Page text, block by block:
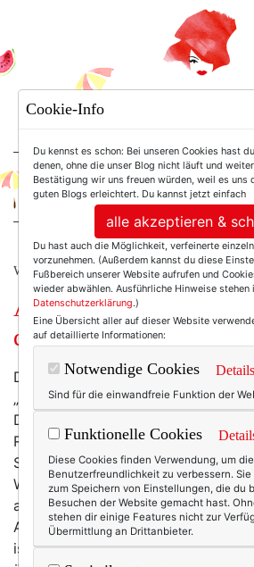
For Women.
WERBUNG
Achtsamkeit – ich bin
dir! Eine Hassliebe.
Darf ich dir etwa gestehen? Ich mag
„Achtsamkeit“ nicht. Ja, sie nervt
Dabei ist es eigentlich ein schönes
Respekt zu tun, und mit
Selbstliebe und (Be-)Achtung von
Wissen, dass man nur geben kann,
auch ab und zu nimmt. Und man
Anderen sein kann, wenn man auch
ist. Und dennoch. Das Wort ist so
Cookie-Info
Du kennst es schon: Bei unseren Cookies hast
denen, ohne die unser Blog nicht läuft und
Bestätigung wir uns freuen würden, weil es uns
guten Blogs erleichtert. Du kannst jetzt einfach
alle akzeptieren &
Du hast auch die Möglichkeit, verfeinerte
vorzunehmen. (Außerdem kannst du diese
Fußbereich unserer Website aufrufen und
wieder abwählen. Ausführliche Hinweise stehen
Datenschutzerklärung.)
Eine Übersicht aller auf dieser Website
auf detaillierte Informationen:
Notwendige Cookies Details
Sind für die einwandfreie Funktion der
Funktionelle Cookies
Diese Cookies finden Verwendung, um die
Benutzerfreundlichkeit zu verbessern.
zum Speichern von Einstellungen, die du
Besuchen der Website gemacht hast.
stehen dir einige Features nicht zur
Übermittlung an Drittanbieter.